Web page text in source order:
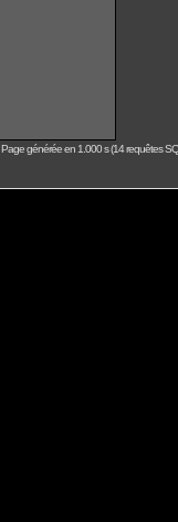
Page générée en 1.000 s (14 requêtes